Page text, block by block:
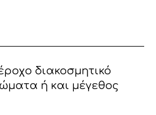
διακοσμητικό
ή και μέγεθος